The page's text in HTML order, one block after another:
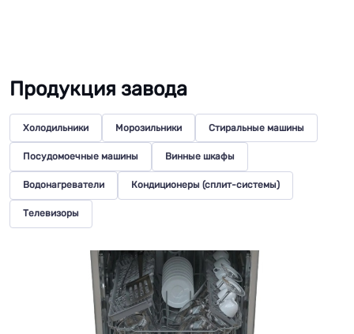
Продукция завода
Холодильники Морозильники Стиральные машины
Посудомоечные машины Винные шкафы
Водонагреватели Кондиционеры (сплит-системы)
Телевизоры